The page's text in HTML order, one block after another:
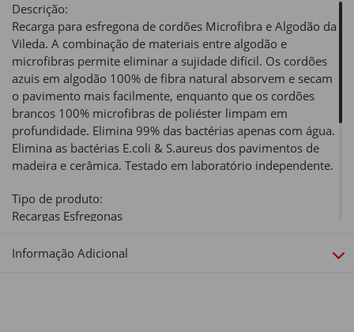
Descrição:
Recarga para esfregona de cordões Microfibra e Algodão da
Vileda. A combinação de materiais entre algodão e
microfibras permite eliminar a sujidade difícil. Os cordões
azuis em algodão 100% de fibra natural absorvem e secam
o pavimento mais facilmente, enquanto que os cordões
brancos 100% microfibras de poliéster limpam em
profundidade. Elimina 99% das bactérias apenas com água.
Elimina as bactérias E.coli & S.aureus dos pavimentos de
madeira e cerâmica. Testado em laboratório independente.
Tipo de produto:
Recargas Esfregonas
Cor:
Informação Adicional